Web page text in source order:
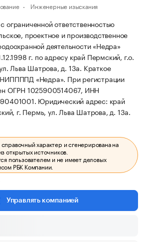
Инженерные изыскания
ответственностью
проектное и производственное
деятельности «Недра»
г. по адресу край Пермский, г.о.
Льва Шатрова, д. 13а. Краткое
«Недра». При регистрации
ОГРН 1025900514067, ИНН
Юридический адрес: край
г. Пермь, ул. Льва Шатрова, д. 13а.
характер и сгенерирована на
открытых источников.
пользователем и не имеет деловых
РБК Компании.
Управлять компанией